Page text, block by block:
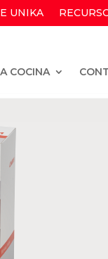
UNIKA
COCINA